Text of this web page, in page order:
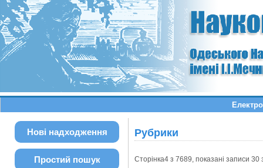
Нові надходження
Простий пошук
Рубрики
Сторінка4 з 7689, показані записи 30